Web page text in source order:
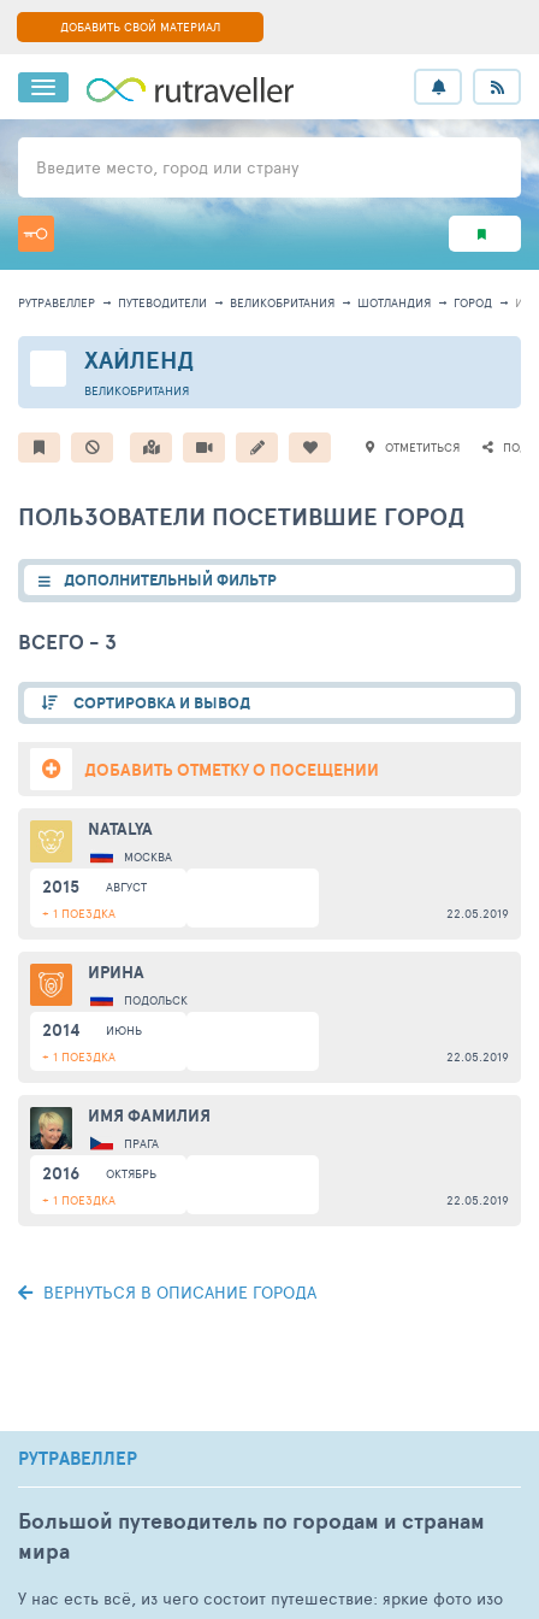
ДОБАВИТЬ СВОЙ МАТЕРИАЛ
Введите место, город или страну
РУТРАВЕЛЛЕР ПУТЕВОДИТЕЛИ ВЕЛИКОБРИТАНИЯ ШОТЛАНДИЯ ГОРОД
ХАЙЛЕНД
ВЕЛИКОБРИТАНИЯ
ОТМЕТИТЬСЯ
ПОЛЬЗОВАТЕЛИ ПОСЕТИВШИЕ ГОРОД
ДОПОЛНИТЕЛЬНЫЙ ФИЛЬТР
ВСЕГО - 3
СОРТИРОВКА И ВЫВОД
ДОБАВИТЬ ОТМЕТКУ О ПОСЕЩЕНИИ
NATALYA
МОСКВА
2015
АВГУСТ
+ 1 ПОЕЗДКА
22.05.2019
ИРИНА
ПОДОЛЬСК
2014
ИЮНЬ
+ 1 ПОЕЗДКА
22.05.2019
ИМЯ ФАМИЛИЯ
ПРАГА
2016
ОКТЯБРЬ
+ 1 ПОЕЗДКА
22.05.2019
ВЕРНУТЬСЯ В ОПИСАНИЕ ГОРОДА
РУТРАВЕЛЛЕР
Большой путеводитель по городам и странам
мира
У нас есть всё, из чего состоит путешествие: яркие фото изо